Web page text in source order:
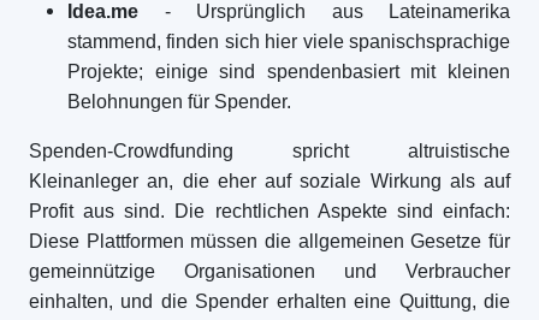
Idea.me - Ursprünglich aus Lateinamerika
stammend, finden sich hier viele spanischsprachige
Projekte; einige sind spendenbasiert mit kleinen
Belohnungen für Spender.
Spenden-Crowdfunding spricht altruistische
Kleinanleger an, die eher auf soziale Wirkung als auf
Profit aus sind. Die rechtlichen Aspekte sind einfach:
Diese Plattformen müssen die allgemeinen Gesetze für
gemeinnützige Organisationen und Verbraucher
einhalten, und die Spender erhalten eine Quittung, die